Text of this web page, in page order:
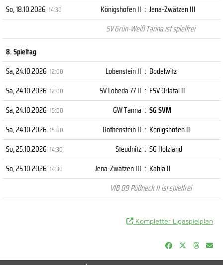
So, 18.10.2026 14:30 Königshofen II : Jena-Zwätzen III
SV Grün-Weiß Tanna ist spielfrei
8. Spieltag
Sa, 24.10.2026 12:00 Lobenstein II : Bodelwitz
Sa, 24.10.2026 12:00 SV Lobeda 77 II : FSV Orlatal II
Sa, 24.10.2026 15:00 GW Tanna : SG SVM
Sa, 24.10.2026 15:00 Rothenstein II : Königshofen II
So, 25.10.2026 14:30 Steudnitz : SG Holzland
So, 25.10.2026 14:30 Jena-Zwätzen III : Kahla II
VfB 09 Pößneck II ist spielfrei
Kompletter Ligaspielplan